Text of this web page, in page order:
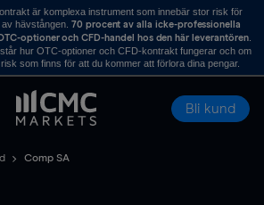
är komplexa instrument som innebär stor risk för
hävstången. 70 procent av alla icke-professionella
optioner och CFD-handel hos den här leverantören.
hur OTC-optioner och CFD-kontrakt fungerar och om
som finns för att du kommer att förlora dina pengar.
Bli kund
Comp SA